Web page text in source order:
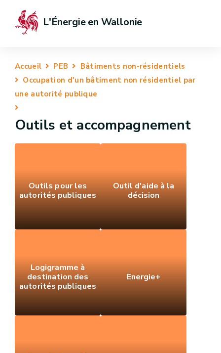
L'Énergie en Wallonie
Accueil PEB
Bâtiments non-résidentiels
Occupation d'un bâtiment non résidentiel par
une autorité publique
Outils et accompagnement
Outils pour les
autorités publiques
Outil d'aide à la
décision
Logigramme à
destination des
autorités publiques
Energie+